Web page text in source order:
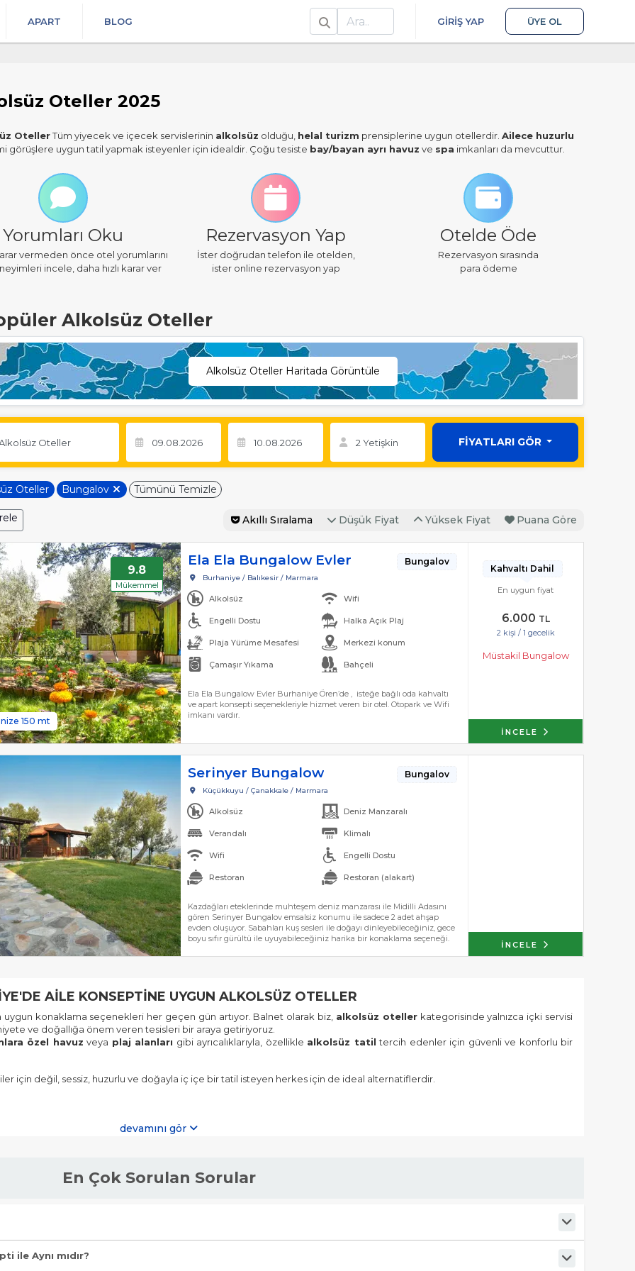
APART BLOG
Ara
GIRIŞ YAP ÜYE OL
Oteller 2025
OtellerTüm yiyecek ve içecek servislerinin alkolsüz olduğu, helal turizm prensiplerine uygun otellerdir. Ailece huzurlu
görüşlere uygun tatil yapmak isteyenler için idealdir. Çoğu tesiste bay/bayan ayrı havuz ve spa imkanları da mevcuttur.
Yorumları Oku
vermeden önce otel yorumlarını
incele, daha hızlı karar ver
Rezervasyon Yap
İster doğrudan telefon ile otelden,
ister online rezervasyon yap
Otelde Öde
Rezervasyon sırasında
para ödeme
Alkolsüz Oteller
Alkolsüz Oteller Haritada Görüntüle
FİYATLARI GÖR
Oteller Bungalov Tümünü Temizle
Akıllı Sıralama Düşük Fiyat Yüksek Fiyat Puana Göre
9.8
Mükemmel
150 mt
Ela Ela Bungalow Evler Bungalov
Burhaniye / Balıkesir / Marmara
Alkolsüz Wifi
Engelli Dostu Halka Açık Plaj
Plaja Yürüme Mesafesi Merkezi konum
Çamaşır Yıkama Bahçeli
Ela Ela Bungalow Evler Burhaniye Ören’de , isteğe bağlı oda kahvaltı
ve apart konsepti seçenekleriyle hizmet veren bir otel. Otopark ve Wifi
imkanı vardır.
Kahvaltı Dahil
En uygun fiyat
6.000 TL
2 kişi / 1 gecelik
Müstakil Bungalow
İNCELE
Serinyer Bungalow Bungalov
Küçükkuyu / Çanakkale / Marmara
Alkolsüz Deniz Manzaralı
Verandalı Klimalı
Wifi Engelli Dostu
Restoran Restoran (alakart)
Kazdağları eteklerinde muhteşem deniz manzarası ile Midilli Adasını
gören Serinyer Bungalov emsalsiz konumu ile sadece 2 adet ahşap
evden oluşuyor. Sabahları kuş sesleri ile doğayı dinleyebileceğiniz, gece
boyu sıfır gürültü ile uyuyabileceğiniz harika bir konaklama seçeneği.
İNCELE
AILE KONSEPTINE UYGUN ALKOLSÜZ OTELLER
uygun konaklama seçenekleri her geçen gün artıyor. Balnet olarak biz, alkolsüz otellerkategorisinde yalnızca içki servisi
ve doğallığa önem veren tesisleri bir araya getiriyoruz.
özel havuz veya plaj alanları gibi ayrıcalıklarıyla, özellikle alkolsüz tatil tercih edenler için güvenli ve konforlu bir
için değil, sessiz, huzurlu ve doğayla iç içe bir tatil isteyen herkes için de ideal alternatiflerdir.
GENEL ÖZELLIKLERI
bulunur. Bu alanlar, gizlilik ve mahremiyet esasına göre tasarlanır. Aileler çocuklarıyla birlikte
devamını gör
En Çok Sorulan Sorular
yapılmadığı tesislerdir. Bu oteller, helal konsept prensipleriyle hizmet verir; restoran, minibar veya bar bölümlerinde alkol
ile Aynı mıdır?